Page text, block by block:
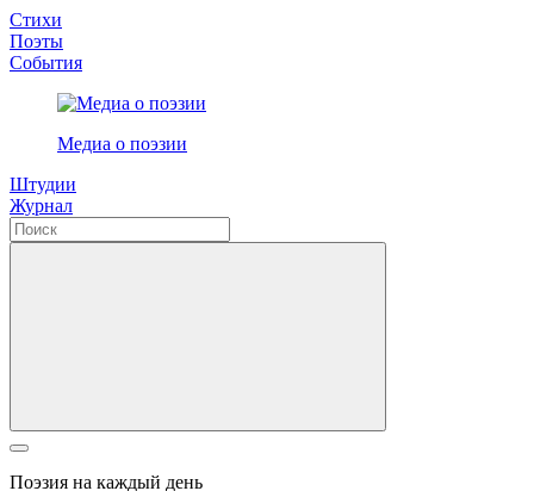
Стихи
Поэты
События
Медиа о поэзии
Штудии
Журнал
Поэзия на каждый день